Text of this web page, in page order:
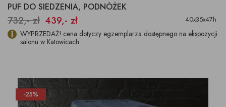
PUF DO SIEDZENIA, PODNÓŻEK
732,- zł 439,- zł 40x35x47h
WYPRZEDAŻ! cena dotyczy egzemplarza dostępnego na ekspozycji
salonu w Katowicach
-25%